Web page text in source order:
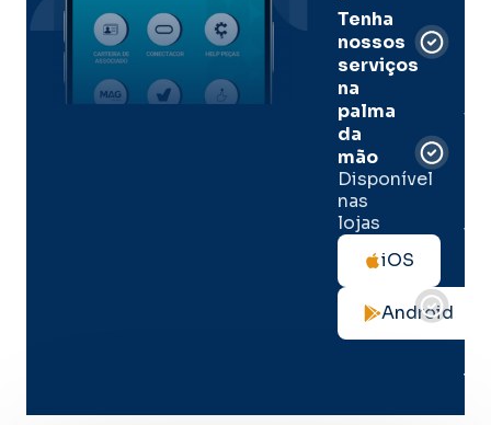
Tenha
nossos
serviços
na
palma
da
mão
Disponível
nas
lojas
iOS
Android
Sua
no